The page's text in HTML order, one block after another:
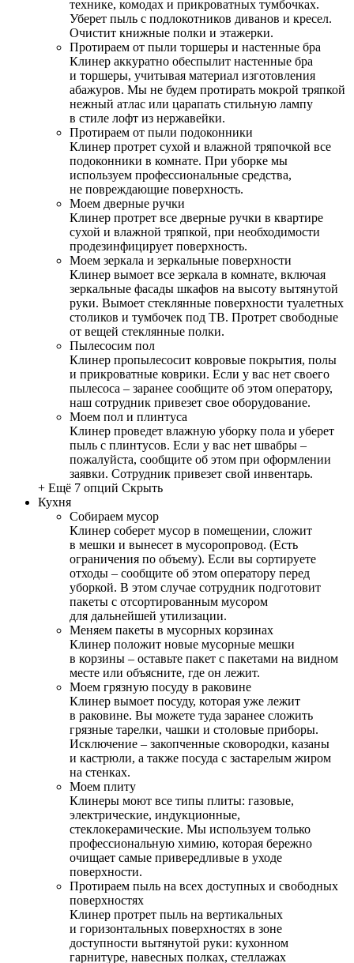
технике, комодах и прикроватных тумбочках.
Уберет пыль с подлокотников диванов и кресел.
Очистит книжные полки и этажерки.
Протираем от пыли торшеры и настенные бра
Клинер аккуратно обеспылит настенные бра
и торшеры, учитывая материал изготовления
абажуров. Мы не будем протирать мокрой тряпкой
нежный атлас или царапать стильную лампу
в стиле лофт из нержавейки.
Протираем от пыли подоконники
Клинер протрет сухой и влажной тряпочкой все
подоконники в комнате. При уборке мы
используем профессиональные средства,
не повреждающие поверхность.
Моем дверные ручки
Клинер протрет все дверные ручки в квартире
сухой и влажной тряпкой, при необходимости
продезинфицирует поверхность.
Моем зеркала и зеркальные поверхности
Клинер вымоет все зеркала в комнате, включая
зеркальные фасады шкафов на высоту вытянутой
руки. Вымоет стеклянные поверхности туалетных
столиков и тумбочек под ТВ. Протрет свободные
от вещей стеклянные полки.
Пылесосим пол
Клинер пропылесосит ковровые покрытия, полы
и прикроватные коврики. Если у вас нет своего
пылесоса – заранее сообщите об этом оператору,
наш сотрудник привезет свое оборудование.
Моем пол и плинтуса
Клинер проведет влажную уборку пола и уберет
пыль с плинтусов. Если у вас нет швабры –
пожалуйста, сообщите об этом при оформлении
заявки. Сотрудник привезет свой инвентарь.
+ Ещё 7 опций Скрыть
Кухня
Собираем мусор
Клинер соберет мусор в помещении, сложит
в мешки и вынесет в мусоропровод. (Есть
ограничения по объему). Если вы сортируете
отходы – сообщите об этом оператору перед
уборкой. В этом случае сотрудник подготовит
пакеты с отсортированным мусором
для дальнейшей утилизации.
Меняем пакеты в мусорных корзинах
Клинер положит новые мусорные мешки
в корзины – оставьте пакет с пакетами на видном
месте или объясните, где он лежит.
Моем грязную посуду в раковине
Клинер вымоет посуду, которая уже лежит
в раковине. Вы можете туда заранее сложить
грязные тарелки, чашки и столовые приборы.
Исключение – закопченные сковородки, казаны
и кастрюли, а также посуда с застарелым жиром
на стенках.
Моем плиту
Клинеры моют все типы плиты: газовые,
электрические, индукционные,
стеклокерамические. Мы используем только
профессиональную химию, которая бережно
очищает самые привередливые в уходе
поверхности.
Протираем пыль на всех доступных и свободных
поверхностях
Клинер протрет пыль на вертикальных
и горизонтальных поверхностях в зоне
доступности вытянутой руки: кухонном
гарнитуре, навесных полках, стеллажах